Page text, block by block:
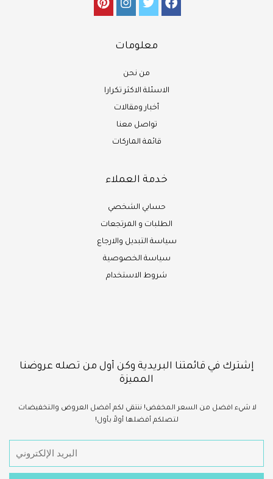
معلومات
من نحن
الاسئلة الاكثر تكرارا
أخبار ومقالات
تواصل معنا
قائمة الماركات
خدمة العملاء
حسابي الشخصي
الطلبات و المرتجعات
سياسة التبديل والارجاع
سياسة الخصوصية
شروط الاستخدام
إشترك في قائمتنا البريدية وكن أول من تصله عروضنا
المميزة
لا شيء افضل من السعر المخفض! ننتقي لكم أفضل العروض والتخفيضات
لتصلكم أفضلها أولاً بأول!